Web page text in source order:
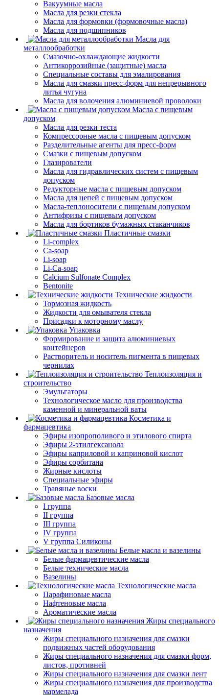
Вакуумные масла
Масла для резки стекла
Масла для формовки (формовочные масла)
Масла для подшипников
Масла для
металлообработки
Смазочно-охлаждающие жидкости
Антикоррозийные (защитные) масла
Специальные составы для эмалирования
Масла для смазки пресс-форм для непрерывного
литья чугуна
Масла для волочения алюминиевой проволоки
Масла с пищевым
допуском
Масла для резки теста
Компрессорные масла с пищевым допуском
Разделительные агенты для пресс-форм
Смазки с пищевым допуском
Глазирователи
Масла для гидравлических систем с пищевым
допуском
Редукторные масла с пищевым допуском
Масла для цепей с пищевым допуском
Масла-теплоносители с пищевым допуском
Антифризы с пищевым допуском
Масла для бортиков бумажных стаканчиков
Пластичные смазки
Li-complex
Ca-soap
Li-soap
Li-Ca-soap
Calcium Sulfonate Complex
Bentonite
Технические жидкости
Тормозная жидкость
Жидкости для омывателя стекла
Присадки к моторному маслу
Упаковка
Формирование и защита алюминиевых
контейнеров
Растворитель и носитель пигмента в пищевых
чернилах
Теплоизоляция и
строительство
Эмульгаторы
Технологическое масло для производства
каменной и минеральной ваты
Косметика и
фармацевтика
Эфиры изопрополивого и этилового спирта
Эфиры 2-этилгексанола
Эфиры каприловой и каприновой кислот
Эфиры сорбитана
Жирные кислоты
Специальные эфиры
Травяные воски
Базовые масла
I группа
II группа
III группа
IV группа
V группа Силиконы
Белые масла и вазелины
Белые фармацевтические масла
Белые технические масла
Вазелины
Технологические масла
Парафиновые масла
Нафтеновые масла
Ароматические масла
Жиры специального
назначения
Жиры специального назначения для смазки
подвижных частей оборудования
Жиры специального назначения для смазки форм,
листов, противней
Жиры специального назначения для смазки лент
Жиры специального назначения для производства
мармелада